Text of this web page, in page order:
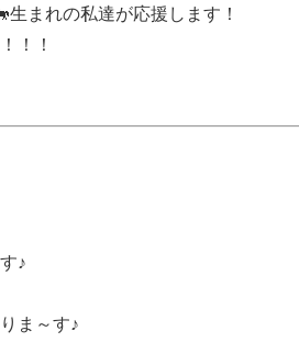
まれの私達が応援します！
！！
♪
ま～す♪